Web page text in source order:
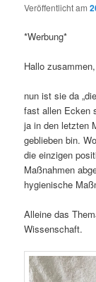
Veröffentlicht am
*Werbung*
Hallo zusammen,
nun ist sie da
fast allen Ecken
ja in den letzten
geblieben bin.
die einzigen
Maßnahmen
hygienische
Alleine das
Wissenschaft.